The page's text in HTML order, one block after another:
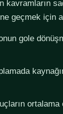
kavramların
geçmek için
gole
ortalama